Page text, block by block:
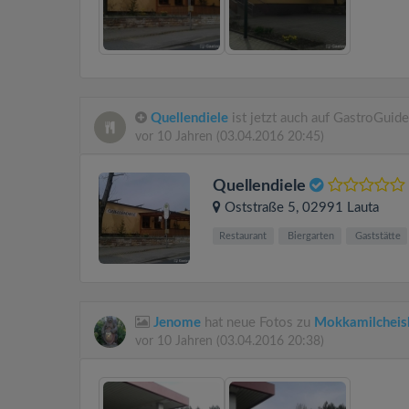
Quellendiele ist jetzt auch auf GastroGuide
vor 10 Jahren (03.04.2016 20:45)
Quellendiele
Oststraße 5, 02991 Lauta
Restaurant Biergarten Gaststätte
Jenome hat neue Fotos zu
vor 10 Jahren (03.04.2016 20:38)